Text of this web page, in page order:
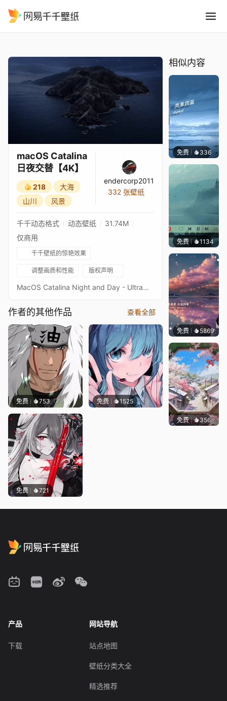
macOS Catalina
日夜交替【4K】
218
大海
山川
风景
endercorp2011
332 张壁纸
千千动态格式 动态壁纸
31.74M
仅商用
千千壁纸的惊艳效果
调整画质和性能 版权声明
MacOS Catalina Night and Day - Ultrawide - 5120x2160 - 3440x1440!!! Customizable, "Follow time of the day" capacity !!!Original picture from 4kwallpapersImage quality is a priority, high-end setup recommendedKeywords : Landscape, Water, Ocean, Sea, Mountain, Island, Daylight, 2160p, 4K, HD>> Update : Timeoftheday bug correction <<
作者的其他作品 查看全部
免费 753 免费 1525
免费 721
相似内容
免费 336冰茶Ln
免费 1134冰茶
免费 5869冰茶
免费 356渔小小
产品
下载
网站导航
站点地图
壁纸分类大全
精选推荐